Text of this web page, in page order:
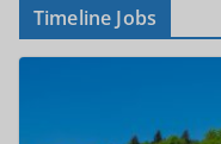
Timeline Jobs